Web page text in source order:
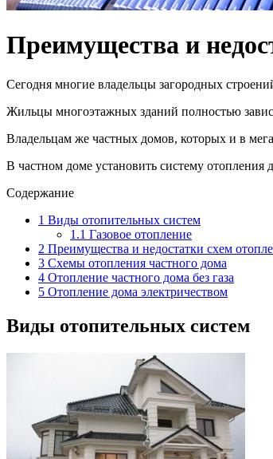
Преимущества и
Сегодня многие владельцы загородных
Жильцы многоэтажных зданий полностью
Владельцам же частных домов, которых и в
В частном доме установить систему
Содержание
1 Виды отопительных систем
1.1 Газовое отопление
2 Преимущества и недостатки схем
3 Схемы отопления частного дома
4 Отопление частного дома без газа
5 Отопление дома электричеством
Виды отопительных систем